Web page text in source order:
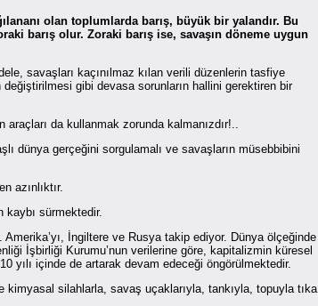
olan toplumlarda barış, büyük bir yalandır. Bu
barış olur. Zoraki barış ise, savaşın döneme uygun
savaşları kaçınılmaz kılan verili düzenlerin tasfiye
değiştirilmesi gibi devasa sorunların hallini gerektiren bir
araçları da kullanmak zorunda kalmanızdır!..
dünya gerçeğini sorgulamalı ve savaşların müsebbibini
azınlıktır.
kaybı sürmektedir.
İngiltere ve Rusya takip ediyor. Dünya ölçeğinde
İşbirliği Kurumu’nun verilerine göre, kapitalizmin küresel
yılı içinde de artarak devam edeceği öngörülmektedir.
silahlarla, savaş uçaklarıyla, tankıyla, topuyla tıka